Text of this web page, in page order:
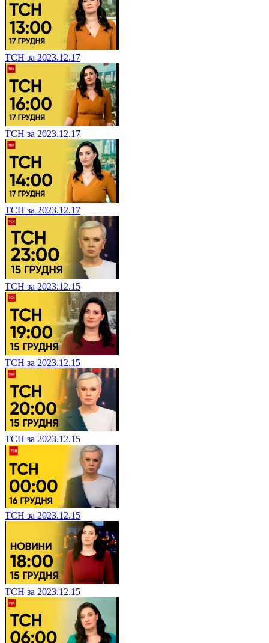
ТСН за 2023.12.17
ТСН за 2023.12.17
ТСН за 2023.12.17
ТСН за 2023.12.15
ТСН за 2023.12.15
ТСН за 2023.12.15
ТСН за 2023.12.15
ТСН за 2023.12.15